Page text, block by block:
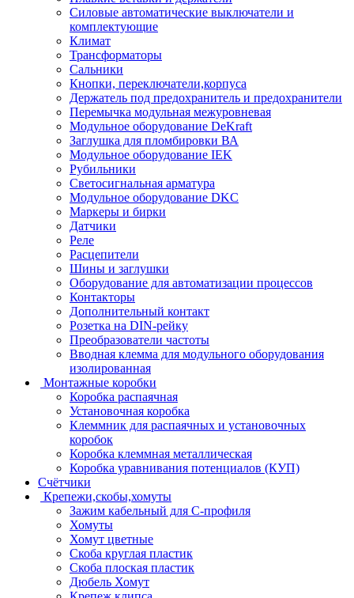
Силовые автоматические выключатели и
комплектующие
Климат
Трансформаторы
Сальники
Кнопки, переключатели,корпуса
Держатель под предохранитель и предохранители
Перемычка модульная межуровневая
Модульное оборудование DeKraft
Заглушка для пломбировки ВА
Модульное оборудование IEK
Рубильники
Светосигнальная арматура
Модульное оборудование DKC
Маркеры и бирки
Датчики
Реле
Расцепители
Шины и заглушки
Оборудование для автоматизации процессов
Контакторы
Дополнительный контакт
Розетка на DIN-рейку
Преобразователи частоты
Вводная клемма для модульного оборудования
изолированная
Монтажные коробки
Коробка распаячная
Установочная коробка
Клеммник для распаячных и установочных
коробок
Коробка клеммная металлическая
Коробка уравнивания потенциалов (КУП)
Счётчики
Крепежи,скобы,хомуты
Зажим кабельный для С-профиля
Хомуты
Хомут цветные
Скоба круглая пластик
Скоба плоская пластик
Дюбель Хомут